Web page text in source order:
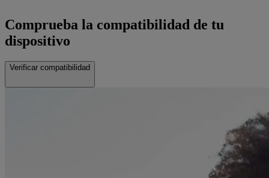
Comprueba la compatibilidad de tu
dispositivo
Verificar compatibilidad